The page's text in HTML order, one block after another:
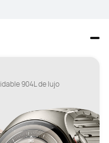
904L de lujo